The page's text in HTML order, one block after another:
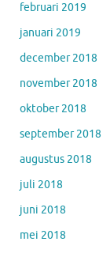
februari 2019
januari 2019
december 2018
november 2018
oktober 2018
september 2018
augustus 2018
juli 2018
juni 2018
mei 2018